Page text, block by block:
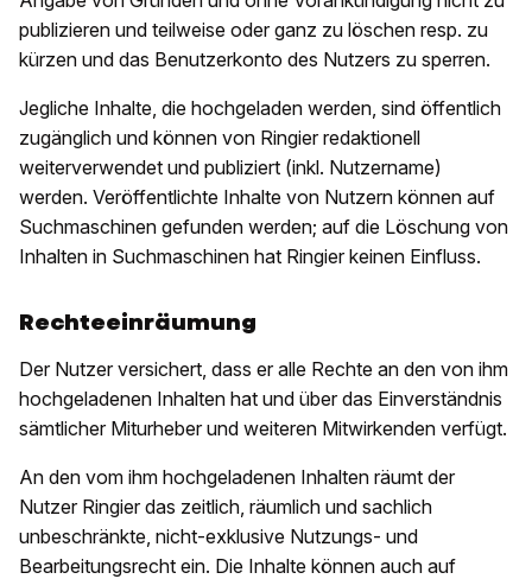
publizieren und teilweise oder ganz zu löschen resp. zu
kürzen und das Benutzerkonto des Nutzers zu sperren.
Jegliche Inhalte, die hochgeladen werden, sind öffentlich
zugänglich und können von Ringier redaktionell
weiterverwendet und publiziert (inkl. Nutzername)
werden. Veröffentlichte Inhalte von Nutzern können auf
Suchmaschinen gefunden werden; auf die Löschung von
Inhalten in Suchmaschinen hat Ringier keinen Einfluss.
Rechteeinräumung
Der Nutzer versichert, dass er alle Rechte an den von ihm
hochgeladenen Inhalten hat und über das Einverständnis
sämtlicher Miturheber und weiteren Mitwirkenden verfügt.
An den vom ihm hochgeladenen Inhalten räumt der
Nutzer Ringier das zeitlich, räumlich und sachlich
unbeschränkte, nicht-exklusive Nutzungs- und
Bearbeitungsrecht ein. Die Inhalte können auch auf